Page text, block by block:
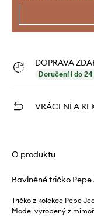
DOPRAVA
Doručení i do
VRÁCENÍ A
O produktu
Bavlněné tričko Pepe
Tričko z kolekce Pepe
Model vyrobený z